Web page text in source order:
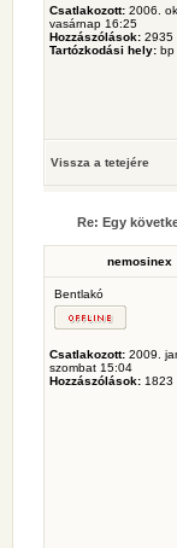
Csatlakozott: 2006.
vasárnap 16:25
Hozzászólások: 2935
Tartózkodási hely: bp
Vissza a tetejére
Re: Egy
nemosinex
Bentlakó
Csatlakozott: 2009.
szombat 15:04
Hozzászólások: 1823